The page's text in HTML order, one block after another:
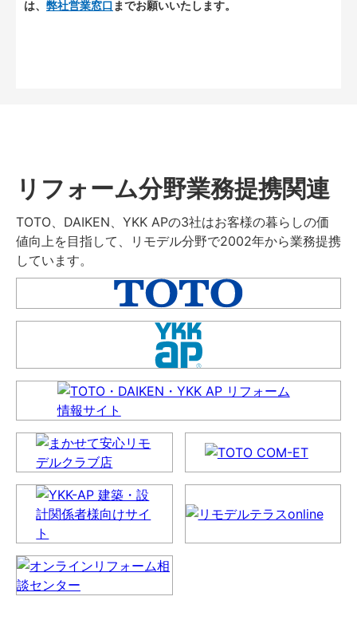
は、 弊社営業窓口 までお願いいたします。
リフォーム分野業務提携関連
TOTO、DAIKEN、YKK APの3社はお客様の暮らしの価
値向上を目指して、リモデル分野で2002年から業務提携
しています。